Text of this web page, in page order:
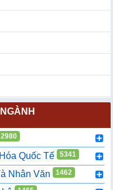
2980
Quốc Tế 5341
Nhân Văn 1462